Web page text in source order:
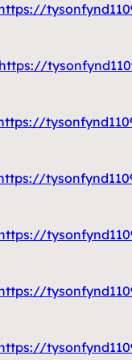
https://tysonfynd11099.madmouseblog.com/3049647/
https://tysonfynd11099.madmouseblog.com/3049599/
https://tysonfynd11099.madmouseblog.com/3049600/
https://tysonfynd11099.madmouseblog.com/3049604/
https://tysonfynd11099.madmouseblog.com/3049606/
https://tysonfynd11099.madmouseblog.com/3049607/
https://tysonfynd11099.madmouseblog.com/3049608/